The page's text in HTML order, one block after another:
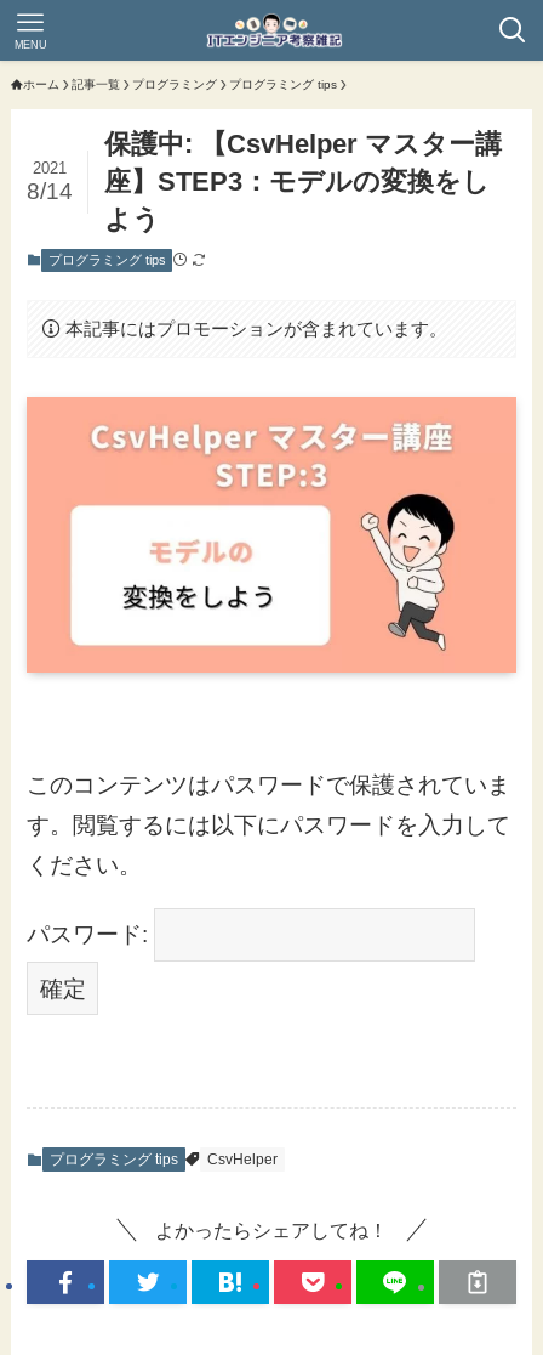
MENU
ホーム 記事一覧 プログラミング プログラミング tips
保護中: 【CsvHelper マスター講
座】STEP3：モデルの変換をし
よう
2021
8/14
プログラミング tips
本記事にはプロモーションが含まれています。
このコンテンツはパスワードで保護されていま
す。閲覧するには以下にパスワードを入力して
ください。
パスワード:
プログラミング tips CsvHelper
よかったらシェアしてね！